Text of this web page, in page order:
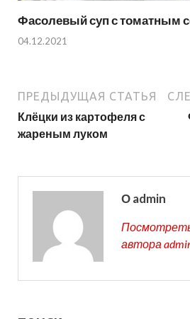
Фасолевый суп с томатным
04.12.2021
ПРЕДЫДУЩАЯ СТАТЬЯ
Клёцки из картофеля с
жареным луком
О admin
Посмотреть
автора